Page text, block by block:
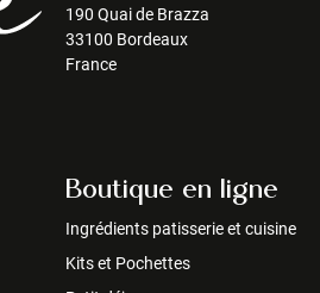
190 Quai de Brazza
33100 Bordeaux
France
Boutique en ligne
Ingrédients patisserie et cuisine
Kits et Pochettes